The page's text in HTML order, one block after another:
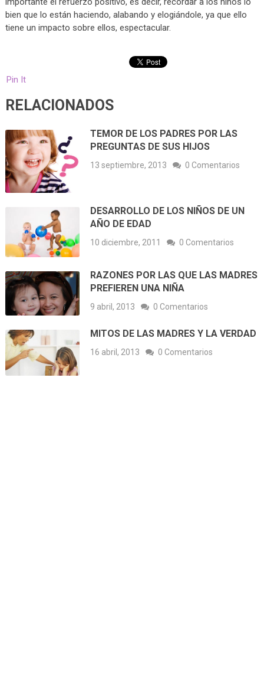
bien que lo están haciendo, alabando y elogiándole, ya que ello
tiene un impacto sobre ellos, espectacular.
Pin It
RELACIONADOS
TEMOR DE LOS PADRES POR LAS
PREGUNTAS DE SUS HIJOS
13 septiembre, 2013 0 Comentarios
DESARROLLO DE LOS NIÑOS DE UN
AÑO DE EDAD
10 diciembre, 2011 0 Comentarios
RAZONES POR LAS QUE LAS MADRES
PREFIEREN UNA NIÑA
9 abril, 2013 0 Comentarios
MITOS DE LAS MADRES Y LA VERDAD
16 abril, 2013 0 Comentarios